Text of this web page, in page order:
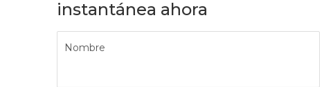
instantánea ahora
Nombre